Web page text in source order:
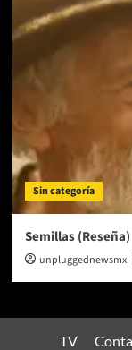
Sin categoría
Semillas (Reseña)
unpluggednewsmx
TV